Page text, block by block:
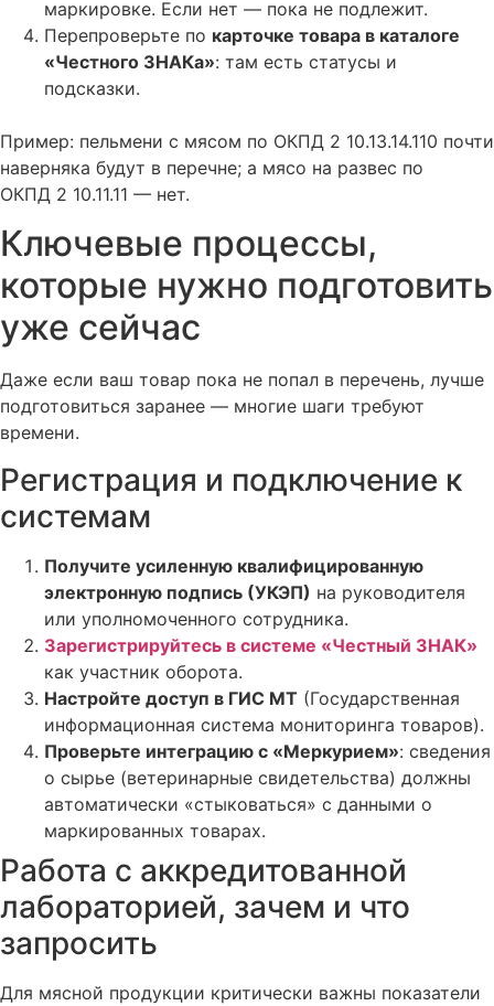
маркировке. Если нет — пока не подлежит.
Перепроверьте по карточке товара в каталоге
«Честного ЗНАКа»: там есть статусы и
подсказки.
Пример: пельмени с мясом по ОКПД 2 10.13.14.110 почти
наверняка будут в перечне; а мясо на развес по
ОКПД 2 10.11.11 — нет.
Ключевые процессы,
которые нужно подготовить
уже сейчас
Даже если ваш товар пока не попал в перечень, лучше
подготовиться заранее — многие шаги требуют
времени.
Регистрация и подключение к
системам
Получите усиленную квалифицированную
электронную подпись (УКЭП) на руководителя
или уполномоченного сотрудника.
Зарегистрируйтесь в системе «Честный ЗНАК»
как участник оборота.
Настройте доступ в ГИС МТ (Государственная
информационная система мониторинга товаров).
Проверьте интеграцию с «Меркурием»: сведения
о сырье (ветеринарные свидетельства) должны
автоматически «стыковаться» с данными о
маркированных товарах.
Работа с аккредитованной
лабораторией, зачем и что
запросить
Для мясной продукции критически важны показатели